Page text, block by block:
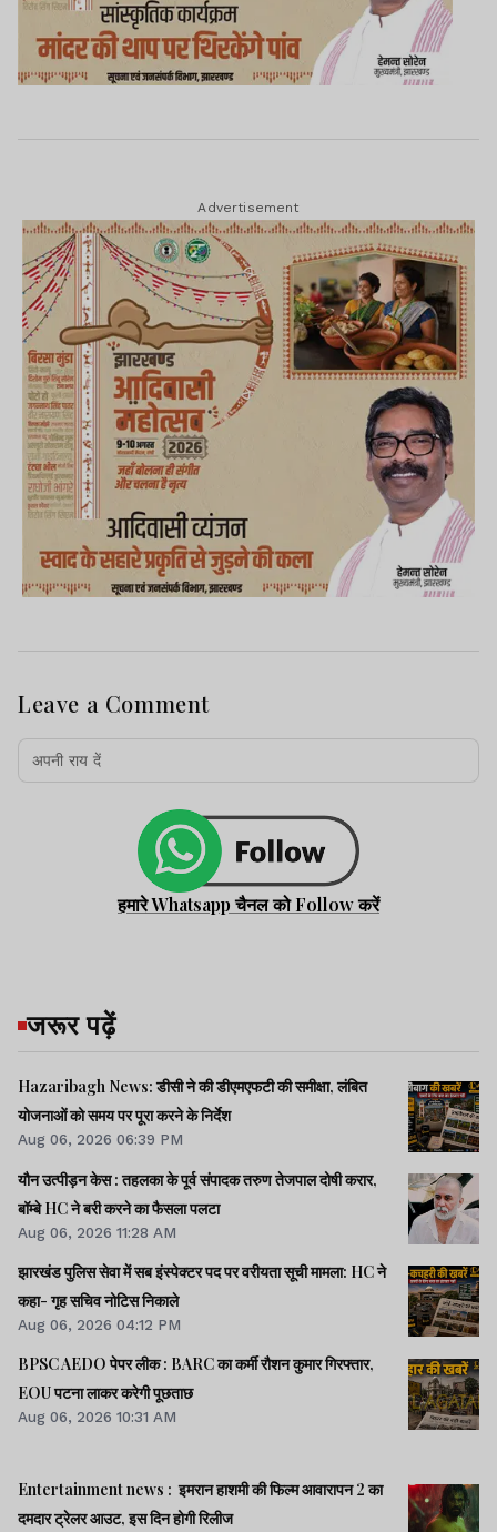
Advertisement
Leave a Comment
हमारे Whatsapp चैनल को Follow करें
जरूर पढ़ें
Hazaribagh News: डीसी ने की डीएमएफटी की समीक्षा, लंबित
योजनाओं को समय पर पूरा करने के निर्देश
Aug 06, 2026 06:39 PM
यौन उत्पीड़न केस : तहलका के पूर्व संपादक तरुण तेजपाल दोषी करार,
बॉम्बे HC ने बरी करने का फैसला पलटा
Aug 06, 2026 11:28 AM
झारखंड पुलिस सेवा में सब इंस्पेक्टर पद पर वरीयता सूची मामला: HC ने
कहा- गृह सचिव नोटिस निकाले
Aug 06, 2026 04:12 PM
BPSC AEDO पेपर लीक : BARC का कर्मी रौशन कुमार गिरफ्तार,
EOU पटना लाकर करेगी पूछताछ
Aug 06, 2026 10:31 AM
Entertainment news : इमरान हाशमी की फिल्म आवारापन 2 का
दमदार ट्रेलर आउट, इस दिन होगी रिलीज